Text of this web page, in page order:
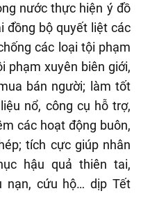
nước thực hiện ý đồ
đồng bộ quyết liệt các
các loại tội phạm
phạm xuyên biên giới,
bán người; làm tốt
nổ, công cụ hỗ trợ,
các hoạt động buôn,
tích cực giúp nhân
hậu quả thiên tai,
nạn, cứu hộ… dịp Tết